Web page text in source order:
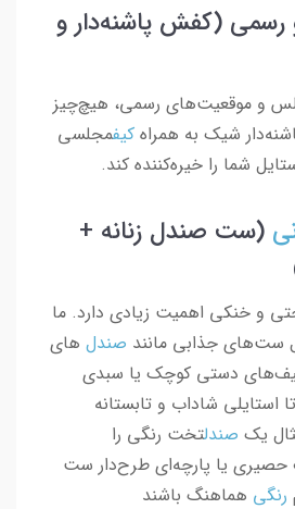
(کفش پاشنه‌دار و
و موقعیت‌های رسمی، هیچ‌چیز
شیک به همراه کیفمجلسی
شما را خیره‌کننده کند.
(ست صندل زنانه +
و خنکی اهمیت زیادی دارد. ما
ست‌های جذابی مانند صندل‌ های
کیف‌های دستی کوچک یا سبدی
استایلی شاداب و تابستانه
یک صندلتخت رنگی را
حصیری یا پارچه‌ای طرح‌دار ست
رنگی هماهنگ باشند